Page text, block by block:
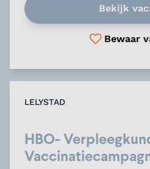
Bekijk
Bewaar
LELYSTAD
HBO-